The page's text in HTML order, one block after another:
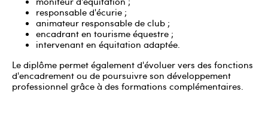
responsable d'écurie ;
animateur responsable de club ;
encadrant en tourisme équestre ;
intervenant en équitation adaptée.
Le diplôme permet également d'évoluer vers des fonctions
d'encadrement ou de poursuivre son développement
professionnel grâce à des formations complémentaires.